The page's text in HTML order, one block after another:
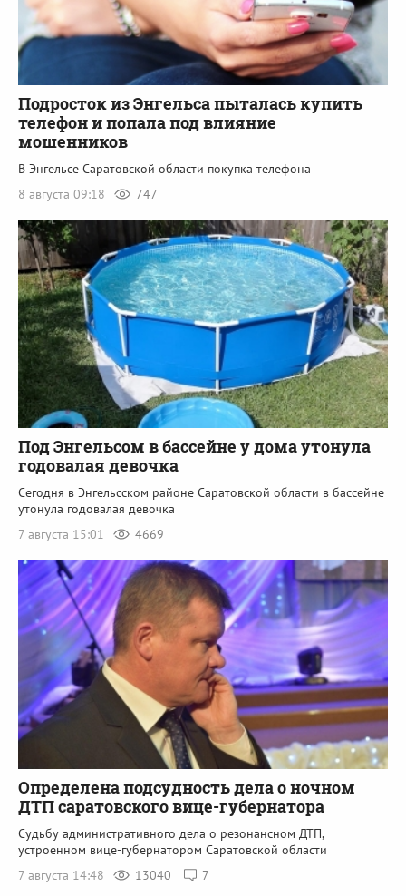
Подросток из Энгельса пыталась купить
телефон и попала под влияние
мошенников
В Энгельсе Саратовской области покупка телефона
8 августа 09:18
747
Под Энгельсом в бассейне у дома утонула
годовалая девочка
Сегодня в Энгельсском районе Саратовской области в бассейне
утонула годовалая девочка
7 августа 15:01
4669
Определена подсудность дела о ночном
ДТП саратовского вице-губернатора
Судьбу административного дела о резонансном ДТП,
устроенном вице-губернатором Саратовской области
7 августа 14:48
13040 7